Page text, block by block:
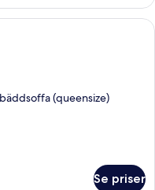
vardagsrum med ett
(queensize)
Se priser